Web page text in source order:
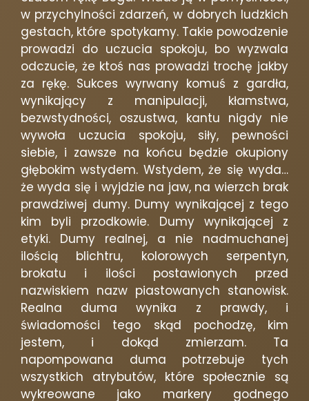
w przychylności zdarzeń, w dobrych ludzkich
gestach, które spotykamy. Takie powodzenie
prowadzi do uczucia spokoju, bo wyzwala
odczucie, że ktoś nas prowadzi trochę jakby
za rękę. Sukces wyrwany komuś z gardła,
wynikający z manipulacji, kłamstwa,
bezwstydności, oszustwa, kantu nigdy nie
wywoła uczucia spokoju, siły, pewności
siebie, i zawsze na końcu będzie okupiony
głębokim wstydem. Wstydem, że się wyda…
że wyda się i wyjdzie na jaw, na wierzch brak
prawdziwej dumy. Dumy wynikającej z tego
kim byli przodkowie. Dumy wynikającej z
etyki. Dumy realnej, a nie nadmuchanej
ilością blichtru, kolorowych serpentyn,
brokatu i ilości postawionych przed
nazwiskiem nazw piastowanych stanowisk.
Realna duma wynika z prawdy, i
świadomości tego skąd pochodzę, kim
jestem, i dokąd zmierzam. Ta
napompowana duma potrzebuje tych
wszystkich atrybutów, które społecznie są
wykreowane jako markery godnego